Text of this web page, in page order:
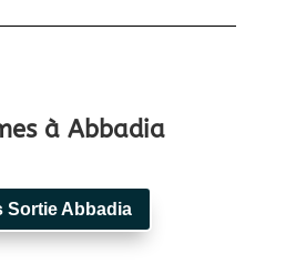
à Abbadia
Sortie Abbadia